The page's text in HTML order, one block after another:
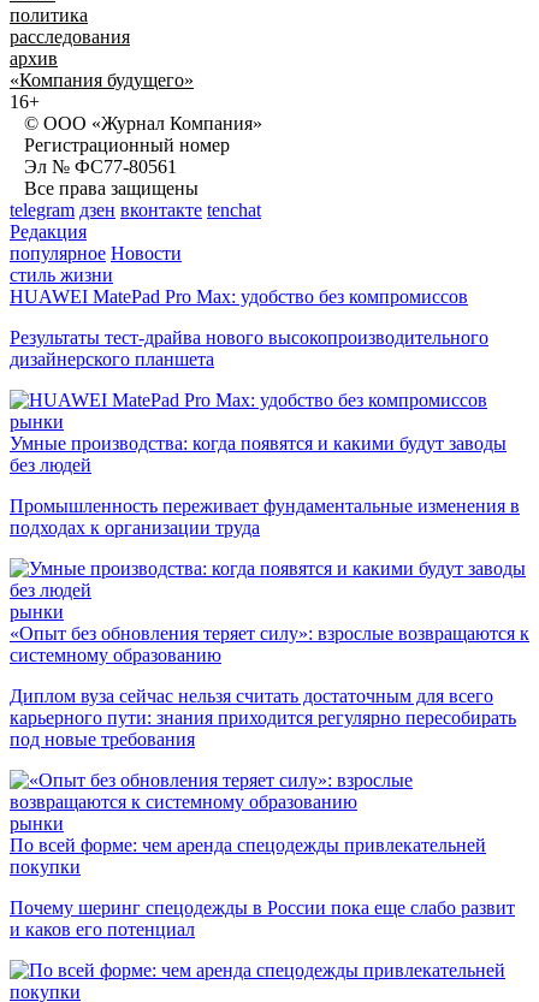
политика
расследования
архив
«Компания будущего»
16+
© ООО «Журнал Компания»
Регистрационный номер
Эл № ФС77-80561
Все права защищены
telegram дзен вконтакте tenchat
Редакция
популярное Новости
стиль жизни
HUAWEI MatePad Pro Max: удобство без компромиссов
Результаты тест-драйва нового высокопроизводительного
дизайнерского планшета
рынки
Умные производства: когда появятся и какими будут заводы
без людей
Промышленность переживает фундаментальные изменения в
подходах к организации труда
рынки
«Опыт без обновления теряет силу»: взрослые возвращаются к
системному образованию
Диплом вуза сейчас нельзя считать достаточным для всего
карьерного пути: знания приходится регулярно пересобирать
под новые требования
рынки
По всей форме: чем аренда спецодежды привлекательней
покупки
Почему шеринг спецодежды в России пока еще слабо развит
и каков его потенциал